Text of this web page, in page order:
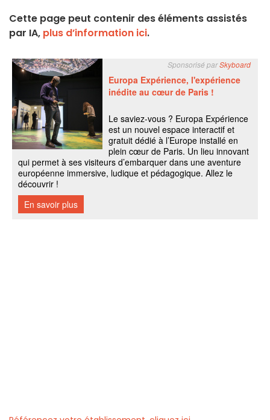
Cette page peut contenir des éléments assistés
par IA, plus d’information ici.